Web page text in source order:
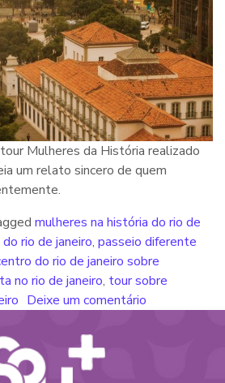
Mulheres da História realizado
um relato sincero de quem
mulheres na história do rio de
rio de janeiro, passeio diferente
do rio de janeiro sobre
no rio de janeiro, tour sobre
Deixe um comentário